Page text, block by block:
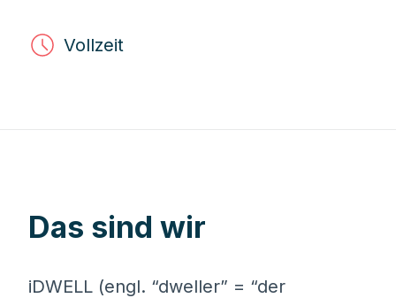
Vollzeit
Das sind wir
iDWELL (engl. “dweller” = “der